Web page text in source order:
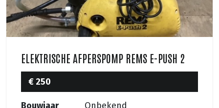
ELEKTRISCHE AFPERSPOMP REMS E-PUSH 2
€ 250
Bouwjaar Onbekend